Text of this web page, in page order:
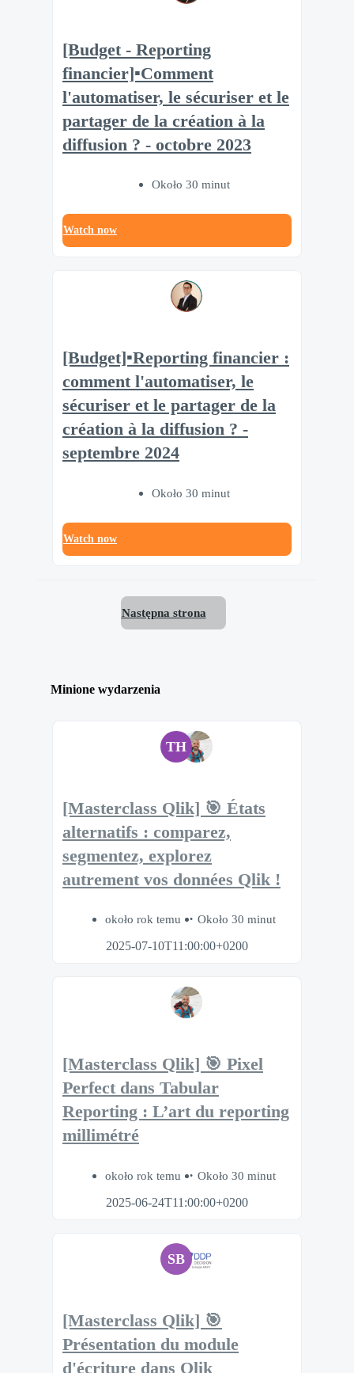
[Budget - Reporting
financier]▪️Comment
l'automatiser, le sécuriser et le
partager de la création à la
diffusion ? - octobre 2023
Około 30 minut
Watch now
[Budget]▪️Reporting financier :
comment l'automatiser, le
sécuriser et le partager de la
création à la diffusion ? -
septembre 2024
Około 30 minut
Watch now
Następna strona
Minione wydarzenia
TH
[Masterclass Qlik] 🎯 États
alternatifs : comparez,
segmentez, explorez
autrement vos données Qlik !
około rok temu
Około 30 minut
2025-07-10T11:00:00+0200
[Masterclass Qlik] 🎯 Pixel
Perfect dans Tabular
Reporting : L’art du reporting
millimétré
około rok temu
Około 30 minut
2025-06-24T11:00:00+0200
SB
[Masterclass Qlik] 🎯
Présentation du module
d'écriture dans Qlik